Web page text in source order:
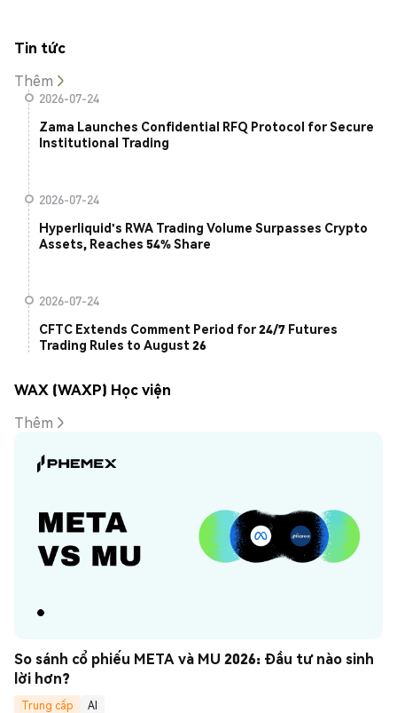
Tin tức
Thêm
2026-07-24
Zama Launches Confidential RFQ Protocol for Secure
Institutional Trading
2026-07-24
Hyperliquid's RWA Trading Volume Surpasses Crypto
Assets, Reaches 54% Share
2026-07-24
CFTC Extends Comment Period for 24/7 Futures
Trading Rules to August 26
WAX (WAXP) Học viện
Thêm
So sánh cổ phiếu META và MU 2026: Đầu tư nào sinh
lời hơn?
Trung cấp
AI